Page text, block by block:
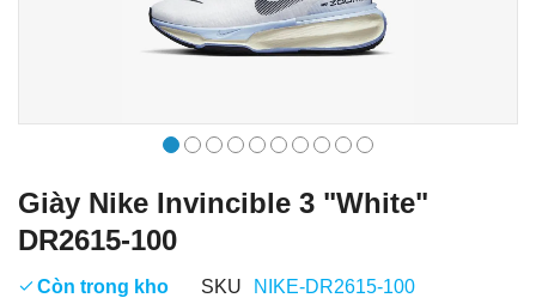
Giày Nike Invincible 3 "White"
DR2615-100
Còn trong kho SKU NIKE-DR2615-100